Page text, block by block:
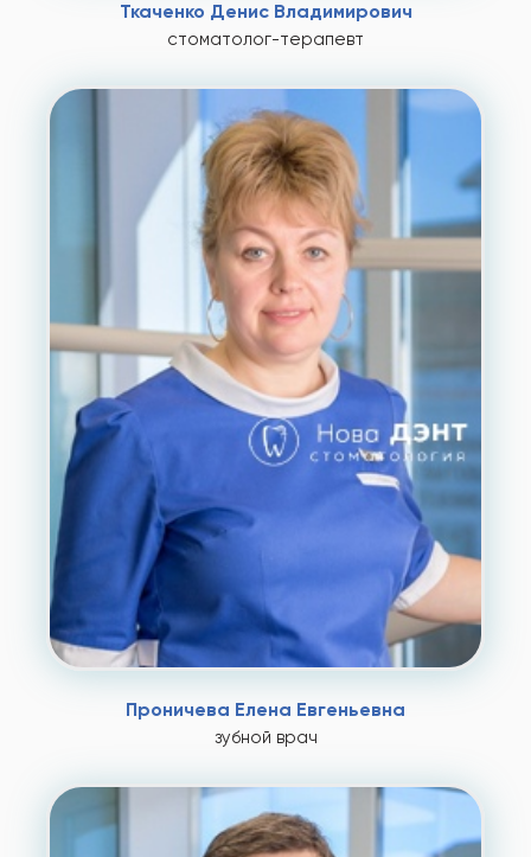
Ткаченко Денис Владимирович
стоматолог-терапевт
Проничева Елена Евгеньевна
зубной врач